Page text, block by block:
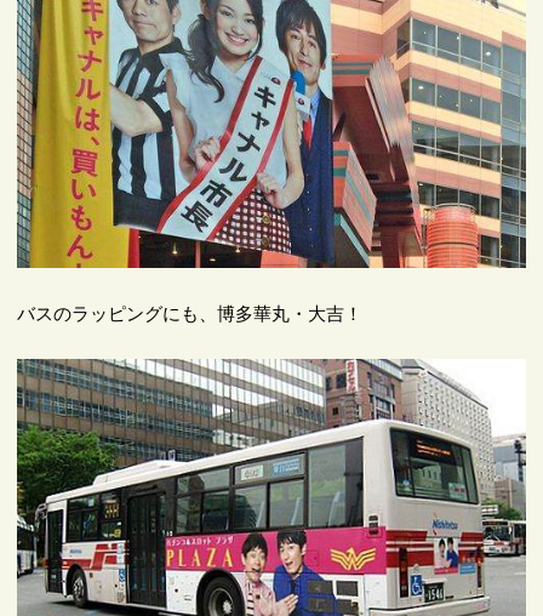
バスのラッピングにも、博多華丸・大吉！